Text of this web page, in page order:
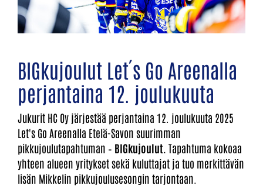
BIGkujoulut Let´s Go Areenalla
perjantaina 12. joulukuuta
Jukurit HC Oy järjestää perjantaina 12. joulukuuta 2025
Let's Go Areenalla Etelä-Savon suurimman
pikkujoulutapahtuman – BIGkujoulut. Tapahtuma kokoaa
yhteen alueen yritykset sekä kuluttajat ja tuo merkittävän
lisän Mikkelin pikkujoulusesongin tarjontaan.